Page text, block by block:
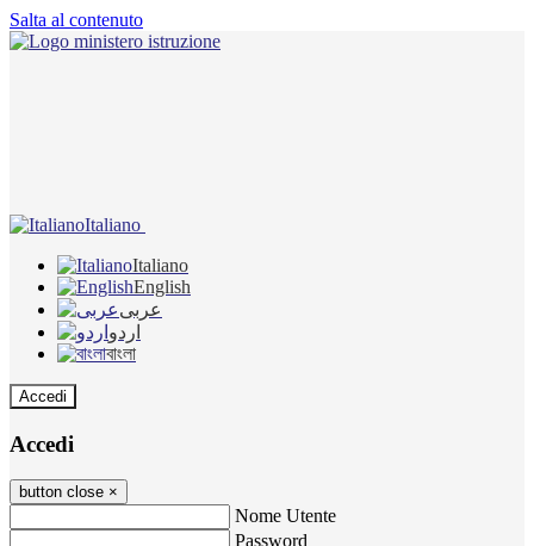
Salta al contenuto
Italiano
Italiano
English
عربى
اردو
বাংলা
Accedi
Accedi
button close ×
Nome Utente
Password